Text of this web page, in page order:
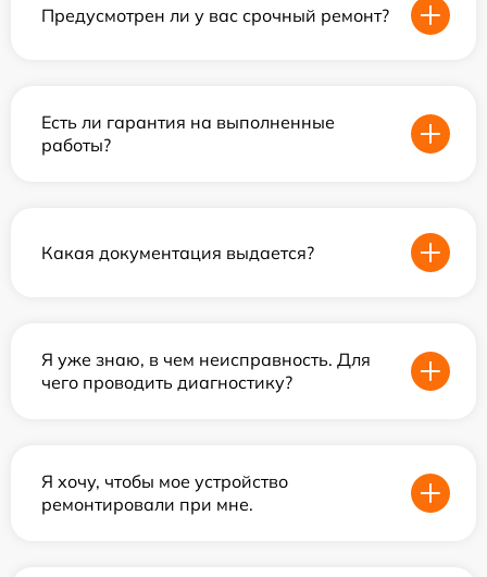
Предусмотрен ли у вас срочный ремонт?
Есть ли гарантия на выполненные
работы?
Какая документация выдается?
Я уже знаю, в чем неисправность. Для
чего проводить диагностику?
Я хочу, чтобы мое устройство
ремонтировали при мне.